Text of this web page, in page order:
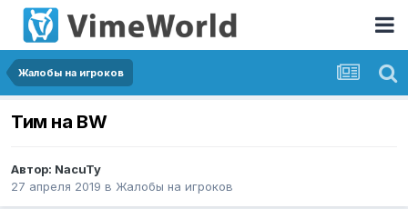
Жалобы на игроков
Тим на BW
Автор: NacuTy
27 апреля 2019 в Жалобы на игроков